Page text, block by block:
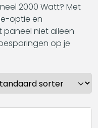
2000 Watt? Met
optie en
paneel niet alleen
op je